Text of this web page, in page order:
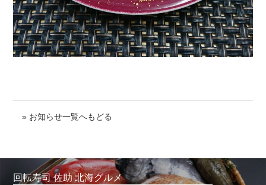
» お知らせ一覧へもどる
回転寿司 佐助 北海グルメ